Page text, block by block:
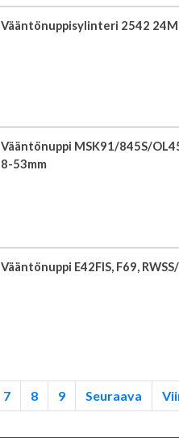
Vääntönuppisylinteri 2542
Vääntönuppi MSK91/845S/
8-53mm
Vääntönuppi E42FIS, F69,
7 8 9 Seuraava